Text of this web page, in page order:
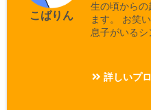
こばりん
生の頃からの
ます。 お笑
息子がいるシ
詳しいプ